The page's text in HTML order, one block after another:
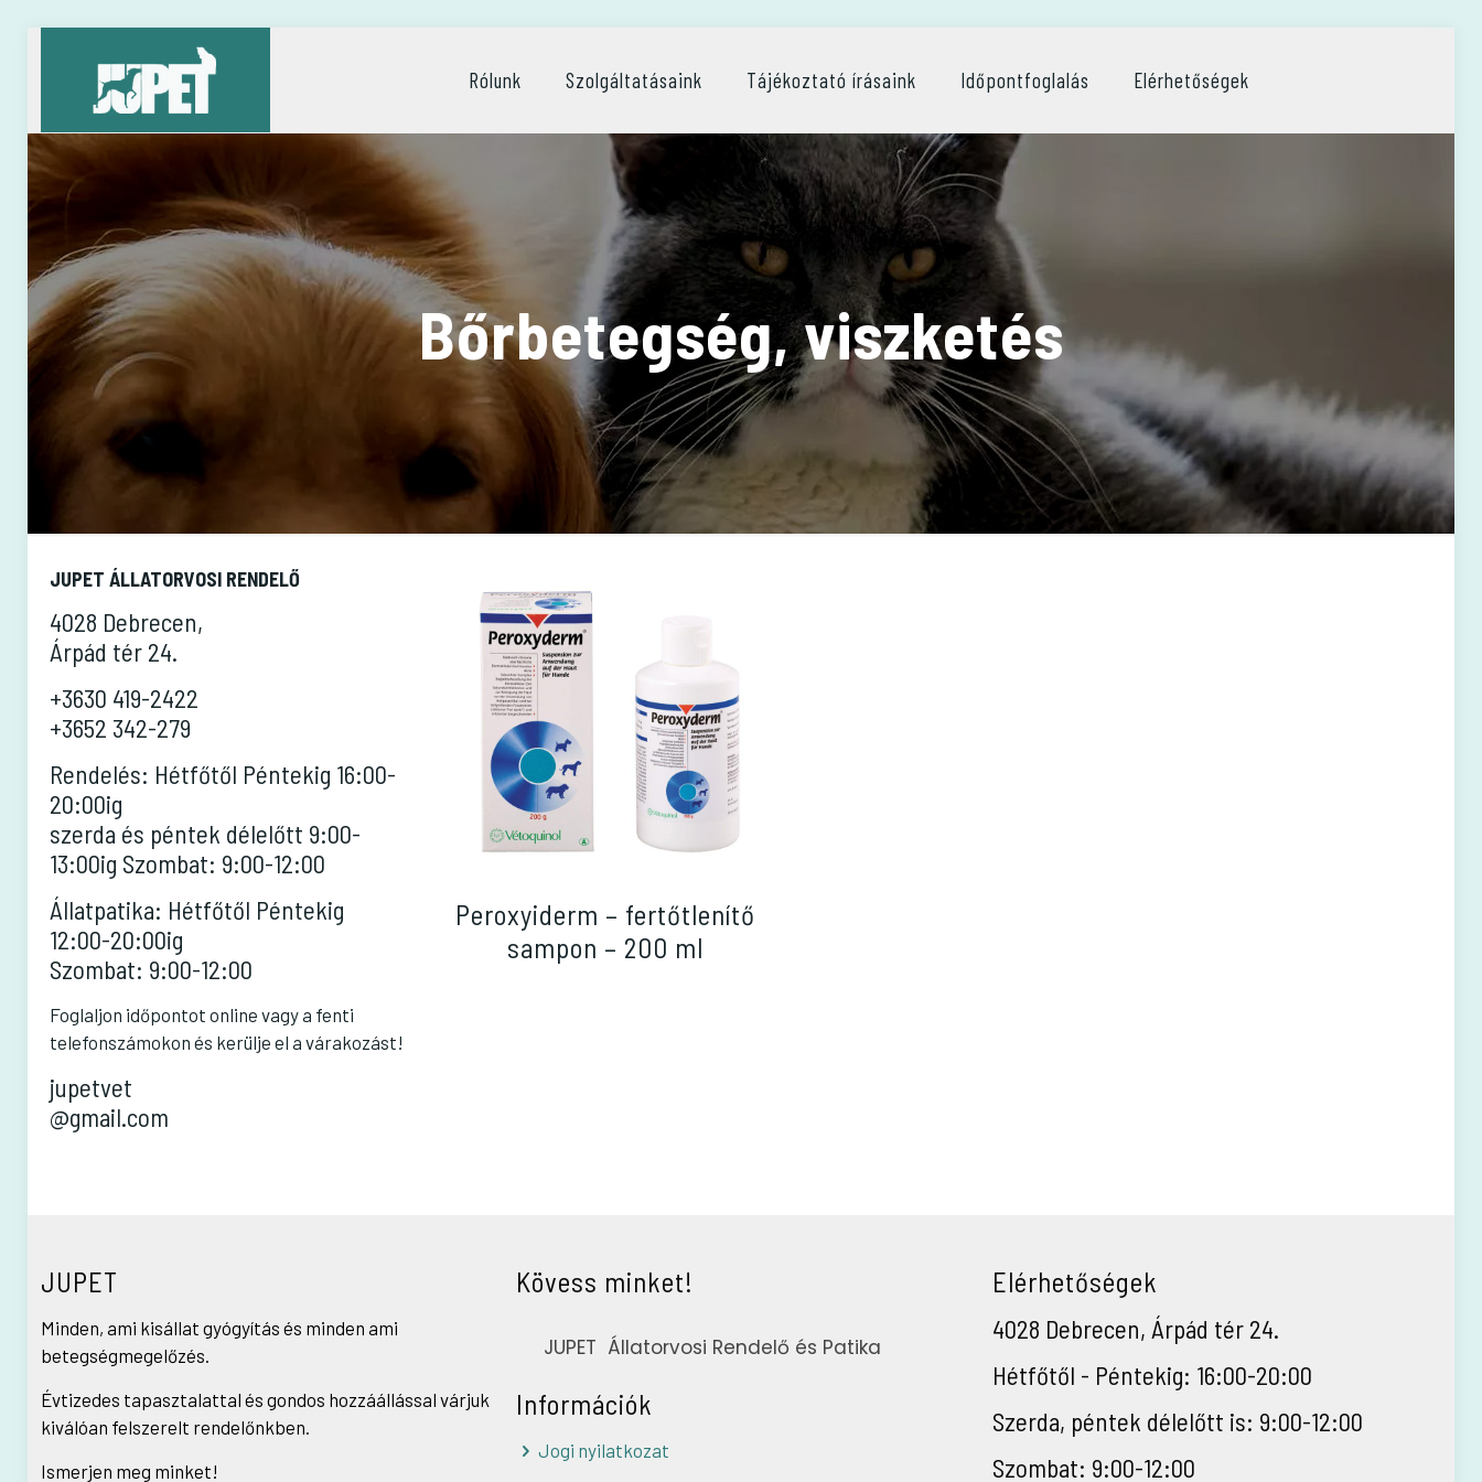
Rólunk Szolgáltatásaink Tájékoztató írásaink Időpontfoglalás Elérhetőségek
Bőrbetegség, viszketés
Peroxyiderm – fertőtlenítő
sampon – 200 ml
JUPET ÁLLATORVOSI RENDELŐ
4028 Debrecen,
Árpád tér 24.
+3630 419-2422
+3652 342-279
Rendelés: Hétfőtől Péntekig 16:00-
20:00ig
szerda és péntek délelőtt 9:00-
13:00ig Szombat: 9:00-12:00
Állatpatika: Hétfőtől Péntekig
12:00-20:00ig
Szombat: 9:00-12:00
Foglaljon időpontot online vagy a fenti
telefonszámokon és kerülje el a várakozást!
jupetvet
@gmail.com
JUPET
Minden, ami kisállat gyógyítás és minden ami
betegségmegelőzés.
Évtizedes tapasztalattal és gondos hozzáállással várjuk
kiválóan felszerelt rendelőnkben.
Ismerjen meg minket!
Kövess minket!
JUPET Állatorvosi Rendelő és Patika
Információk
Jogi nyilatkozat
Elérhetőségek
4028 Debrecen, Árpád tér 24.
Hétfőtől - Péntekig: 16:00-20:00
Szerda, péntek délelőtt is: 9:00-12:00
Szombat: 9:00-12:00